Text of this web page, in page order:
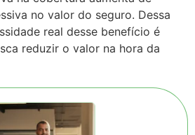
no valor do seguro. Dessa
real desse benefício é
reduzir o valor na hora da